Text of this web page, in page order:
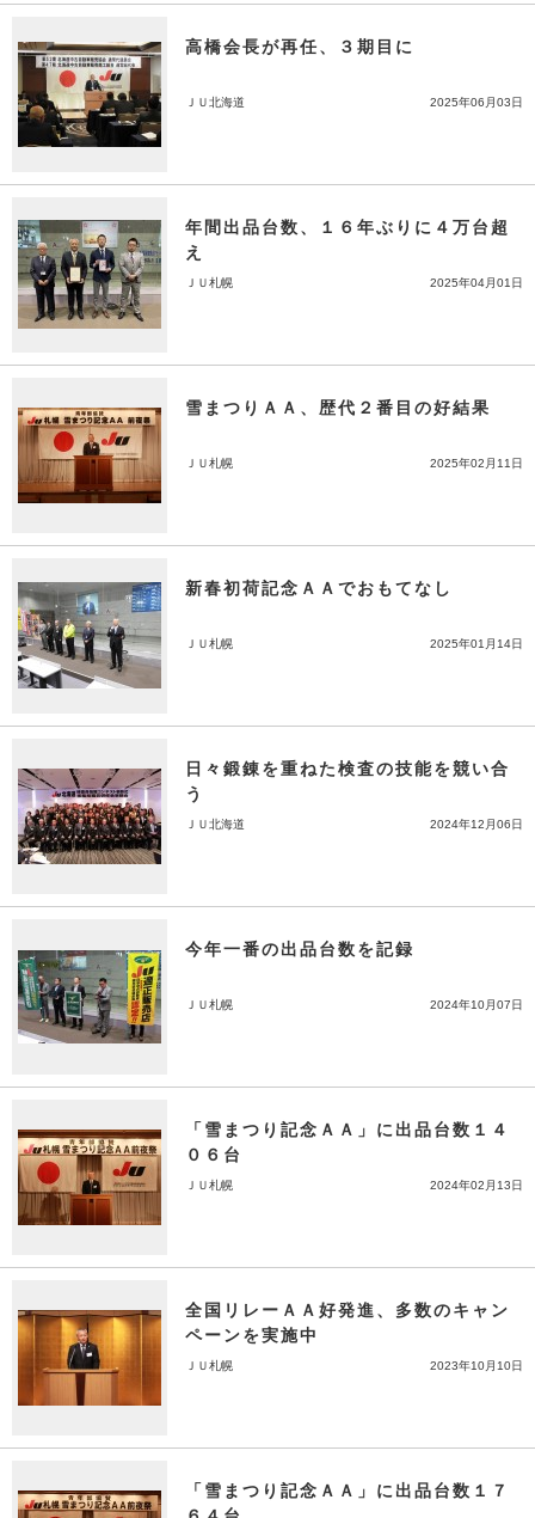
高橋会長が再任、３期目に
ＪＵ北海道 2025年06月03日
年間出品台数、１６年ぶりに４万台超
え
ＪＵ札幌 2025年04月01日
雪まつりＡＡ、歴代２番目の好結果
ＪＵ札幌 2025年02月11日
新春初荷記念ＡＡでおもてなし
ＪＵ札幌 2025年01月14日
日々鍛錬を重ねた検査の技能を競い合
う
ＪＵ北海道 2024年12月06日
今年一番の出品台数を記録
ＪＵ札幌 2024年10月07日
「雪まつり記念ＡＡ」に出品台数１４
０６台
ＪＵ札幌 2024年02月13日
全国リレーＡＡ好発進、多数のキャン
ペーンを実施中
ＪＵ札幌 2023年10月10日
「雪まつり記念ＡＡ」に出品台数１７